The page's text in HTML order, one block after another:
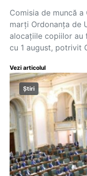
Comisia de muncă
marți Ordonanța de
alocațiile copiilor au
cu 1 august, potrivit
Vezi articolul
Știri